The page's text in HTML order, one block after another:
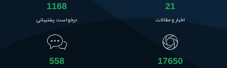
21
اخبار و مقالات
1168
درخواست پشتیبانی
17650
558